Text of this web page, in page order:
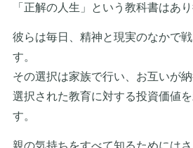
「正解の人生」という教科書はあり
彼らは毎日、精神と現実のなかで
す。
その選択は家族で行い、お互いが納
選択された教育に対する投資価値
す。
親の気持ちをすべて知るためには